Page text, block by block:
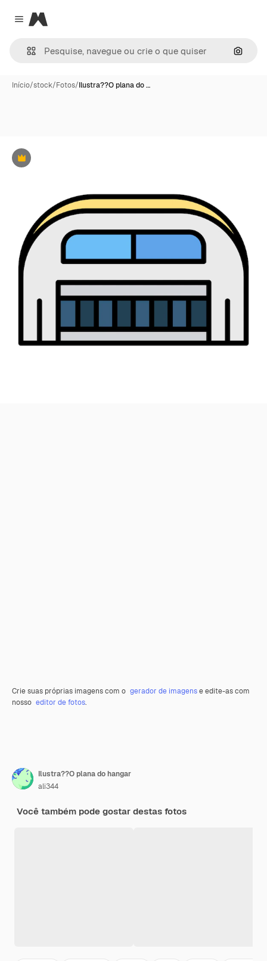
Close menu
Magnific
Início/stock/Fotos/Ilustra??O plana do …
Premium
Crie suas próprias imagens com o gerador de imagense edite-as com
nosso editor de fotos.
Ilustra??O plana do hangar
ali344
Você também pode gostar destas fotos